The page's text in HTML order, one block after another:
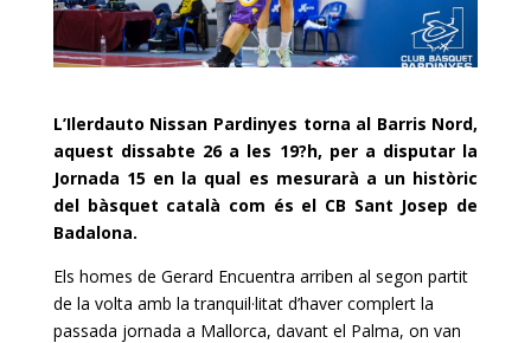
L’Ilerdauto Nissan Pardinyes torna al Barris Nord,
aquest dissabte 26 a les 19?h, per a disputar la
Jornada 15 en la qual es mesurarà a un històric
del bàsquet català com és el CB Sant Josep de
Badalona.
Els homes de Gerard Encuentra arriben al segon partit
de la volta amb la tranquil·litat d’haver complert la
passada jornada a Mallorca, davant el Palma, on van